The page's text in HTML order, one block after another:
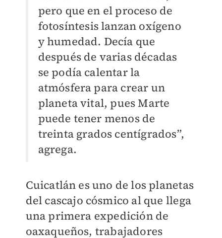
pero que en el proceso de
fotosíntesis lanzan oxígeno
y humedad. Decía que
después de varias décadas
se podía calentar la
atmósfera para crear un
planeta vital, pues Marte
puede tener menos de
treinta grados centígrados”,
agrega.
Cuicatlán es uno de los planetas
del cascajo cósmico al que llega
una primera expedición de
oaxaqueños, trabajadores